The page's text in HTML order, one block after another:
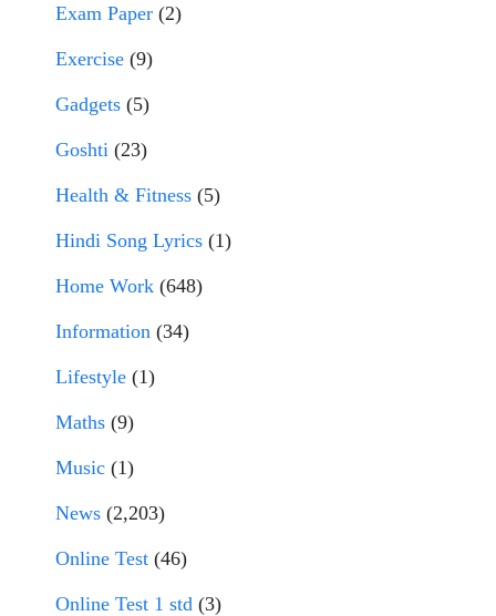
Exam Paper (2)
Exercise (9)
Gadgets (5)
Goshti (23)
Health & Fitness (5)
Hindi Song Lyrics (1)
Home Work (648)
Information (34)
Lifestyle (1)
Maths (9)
Music (1)
News (2,203)
Online Test (46)
Online Test 1 std (3)